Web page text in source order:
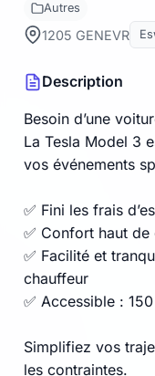
Autres
1205 GENEVR
Description
Besoin d’une
La Tesla Model 3
vos événements
✅ Fini les frais
✅ Confort haut
✅ Facilité et
chauffeur
✅ Accessible :
Simplifiez vos
les contraintes.